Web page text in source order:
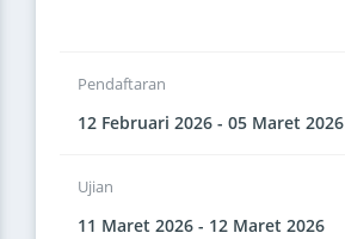
Pendaftaran
12 Februari 2026 - 05 Maret 2026
Ujian
11 Maret 2026 - 12 Maret 2026